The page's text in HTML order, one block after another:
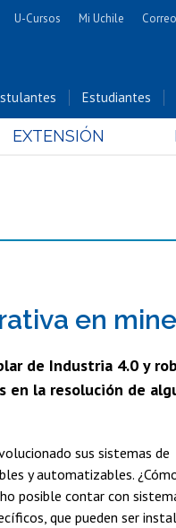
y Matemáticas
Cs.
Farmacéuticas
de
U-Cursos Mi Uchile Correo
Estudiantes
EXTENSIÓN
en
de Industria 4.0 y
la resolución de
sus sistemas de
y automatizables.
posible contar con
que pueden ser